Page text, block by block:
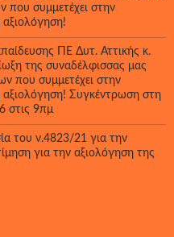
που συμμετέχει στην
ΠΕ Δυτ. Αττικής κ.
της συναδέλφισσας μας
που συμμετέχει στην
Συγκέντρωση στη
στις 9πμ
του ν.4823/21 για την
για την αξιολόγηση της